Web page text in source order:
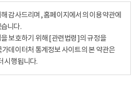
감사드리며, 홈페이지에서의 이용약관에
니다.
보호하기 위해 [관련법령]의 규정을
데이터처 통계정보 사이트의 본 약관은
시행됩니다.